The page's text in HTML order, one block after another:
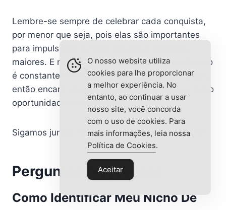
Lembre-se sempre de celebrar cada conquista,
por menor que seja, pois elas são importantes
para impulsioná-la rumo aos seus objetivos
maiores. E não se esqueça de que o aprendizado
é constante e os erros fazem parte do processo,
então encare-os com positividade e use-os como
oportunidades para crescer.
Sigamos juntas nessa jornada empreendedora!
Perguntas frequentes
Como Identificar Meu Nicho De
O nosso website utiliza
cookies para lhe proporcionar
a melhor experiência. No
entanto, ao continuar a usar
nosso site, você concorda
com o uso de cookies. Para
mais informações, leia nossa
Política de Cookies.
Aceitar